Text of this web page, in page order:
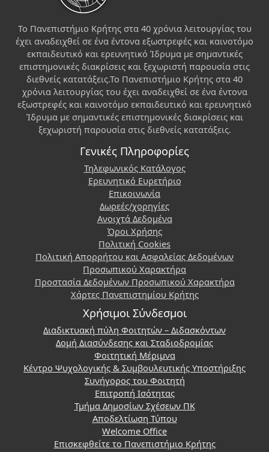
Το Πανεπιστήμιο Κρήτης στα 40 χρόνια λειτουργίας του
έχει αναδειχθεί σε ένα έντονα εξωστρεφές και καινοτόμο
εκπαιδευτικό και ερευνητικό Ίδρυμα με σημαντικές
επιστημονικές διακρίσεις και ξεχωριστή παρουσία στις
διεθνείς κατατάξεις.Το Πανεπιστήμιο Κρήτης στα 40
χρόνια λειτουργίας του έχει αναδειχθεί σε ένα έντονα
εξωστρεφές και καινοτόμο εκπαιδευτικό και ερευνητικό
Ίδρυμα με σημαντικές επιστημονικές διακρίσεις και
ξεχωριστή παρουσία στις διεθνείς κατατάξεις.
Γενικές Πληροφορίες
Τηλεφωνικός Κατάλογος
Ερευνητικό Ευρετήριο
Επικοινωνία
Δωρεές/χορηγίες
Ανοιχτά Δεδομένα
Όροι Χρήσης
Πολιτική Cookies
Πολιτική Απορρήτου και Ασφαλείας Δεδομένων
Προσωπικού Χαρακτήρα
Προστασία Δεδομένων Προσωπικού Χαρακτήρα
Χάρτες Πανεπιστημίου Κρήτης
Χρήσιμοι Σύνδεσμοι
Διαδικτυακή πύλη Φοιτητών – Διδασκόντων
Δομή Διασύνδεσης και Σταδιοδρομίας
Φοιτητική Μέριμνα
Κέντρο Ψυχολογικής & Συμβουλευτικής Υποστήριξης
Συνήγορος του Φοιτητή
Επιτροπή Ισότητας
Τμήμα Δημοσίων Σχέσεων ΠΚ
Αποδελτίωση Τύπου
Welcome Office
Επισκεφθείτε το Πανεπιστήμιο Κρήτης